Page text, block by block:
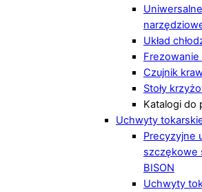
Układ
Czujnik
Stoły
Katalogi do
Uchwyty
Precyzyjne
szczękowe
BISON
Uchwyty